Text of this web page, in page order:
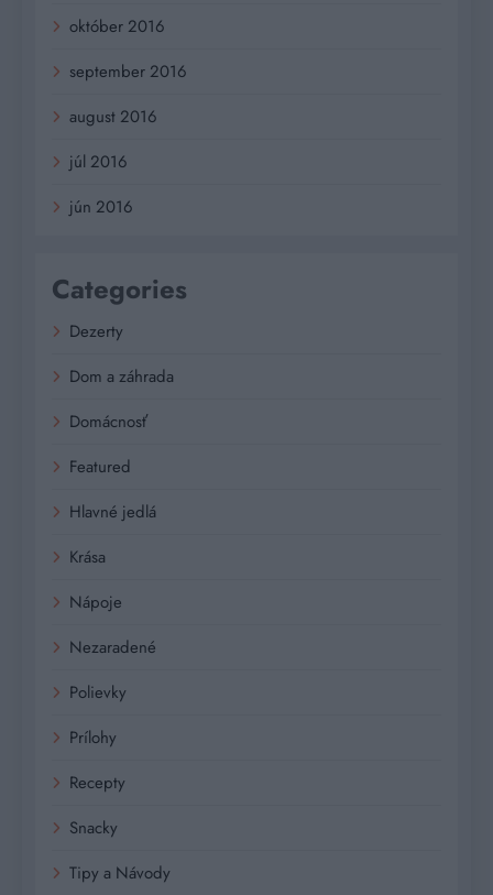
október 2016
september 2016
august 2016
júl 2016
jún 2016
Categories
Dezerty
Dom a záhrada
Domácnosť
Featured
Hlavné jedlá
Krása
Nápoje
Nezaradené
Polievky
Prílohy
Recepty
Snacky
Tipy a Návody